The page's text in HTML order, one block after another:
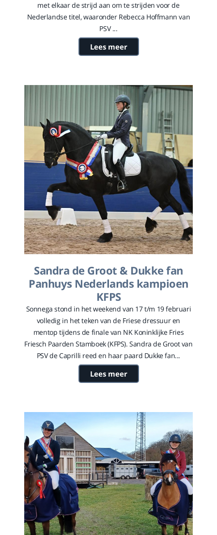
met elkaar de strijd aan om te strijden voor de
Nederlandse titel, waaronder Rebecca Hoffmann van
PSV ...
Lees meer
Sandra de Groot & Dukke fan
Panhuys Nederlands kampioen
KFPS
Sonnega stond in het weekend van 17 t/m 19 februari
volledig in het teken van de Friese dressuur en
mentop tijdens de finale van NK Koninklijke Fries
Friesch Paarden Stamboek (KFPS). Sandra de Groot van
PSV de Caprilli reed en haar paard Dukke fan...
Lees meer